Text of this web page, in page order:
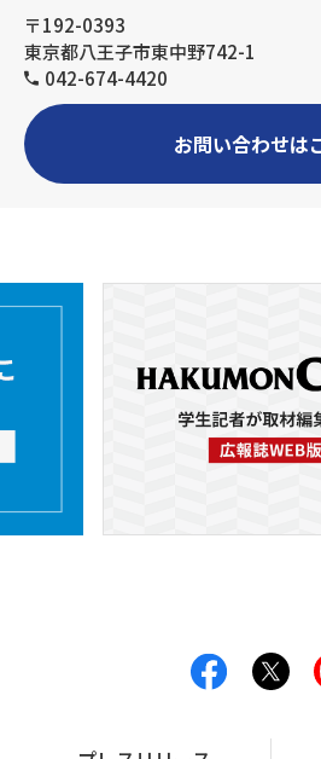
〒192-0393
東京都八王子市東中野742-1
042-674-4420
お問い合わせは